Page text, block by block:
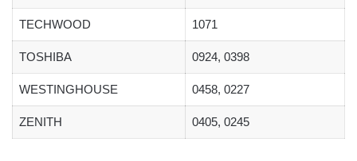
TECHWOOD 1071
TOSHIBA 0924, 0398
WESTINGHOUSE 0458, 0227
ZENITH 0405, 0245